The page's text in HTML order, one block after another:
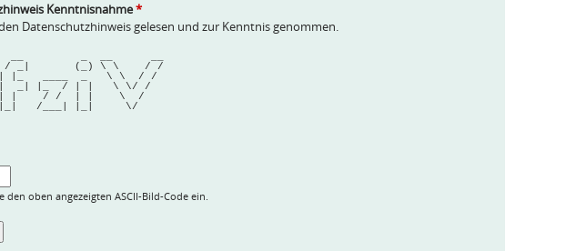
Kenntnisnahme*
Datenschutzhinweis gelesen und zur Kenntnis genommen.
/ _|       (_) \ \    / /
| |_   ____  _   \ \  / /
|  _| |_  / | |   \ \/ /
| |    / /  | |    \  /
|_|   /___| |_|     \/
den oben angezeigten ASCII-Bild-Code ein.